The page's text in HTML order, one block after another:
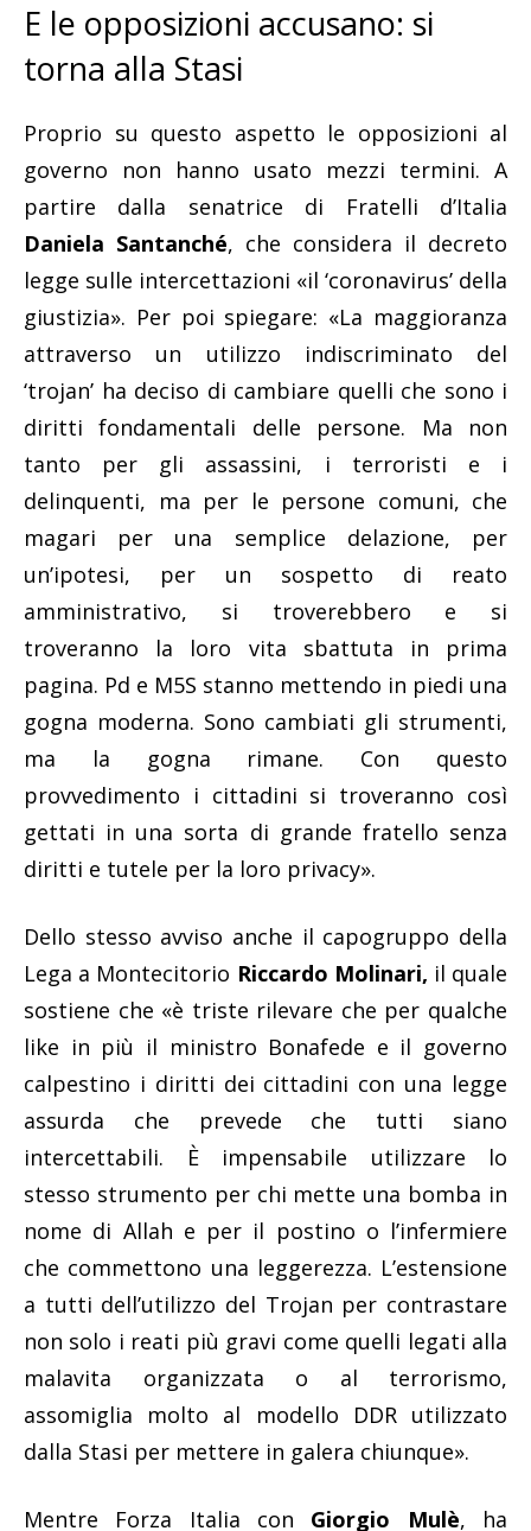
E le opposizioni accusano: si
torna alla Stasi
Proprio su questo aspetto le opposizioni al
governo non hanno usato mezzi termini. A
partire dalla senatrice di Fratelli d’Italia
Daniela Santanché, che considera il decreto
legge sulle intercettazioni «il ‘coronavirus’ della
giustizia». Per poi spiegare: «La maggioranza
attraverso un utilizzo indiscriminato del
‘trojan’ ha deciso di cambiare quelli che sono i
diritti fondamentali delle persone. Ma non
tanto per gli assassini, i terroristi e i
delinquenti, ma per le persone comuni, che
magari per una semplice delazione, per
un’ipotesi, per un sospetto di reato
amministrativo, si troverebbero e si
troveranno la loro vita sbattuta in prima
pagina. Pd e M5S stanno mettendo in piedi una
gogna moderna. Sono cambiati gli strumenti,
ma la gogna rimane. Con questo
provvedimento i cittadini si troveranno così
gettati in una sorta di grande fratello senza
diritti e tutele per la loro privacy».
Dello stesso avviso anche il capogruppo della
Lega a Montecitorio Riccardo Molinari, il quale
sostiene che «è triste rilevare che per qualche
like in più il ministro Bonafede e il governo
calpestino i diritti dei cittadini con una legge
assurda che prevede che tutti siano
intercettabili. È impensabile utilizzare lo
stesso strumento per chi mette una bomba in
nome di Allah e per il postino o l’infermiere
che commettono una leggerezza. L’estensione
a tutti dell’utilizzo del Trojan per contrastare
non solo i reati più gravi come quelli legati alla
malavita organizzata o al terrorismo,
assomiglia molto al modello DDR utilizzato
dalla Stasi per mettere in galera chiunque».
Mentre Forza Italia con Giorgio Mulè, ha